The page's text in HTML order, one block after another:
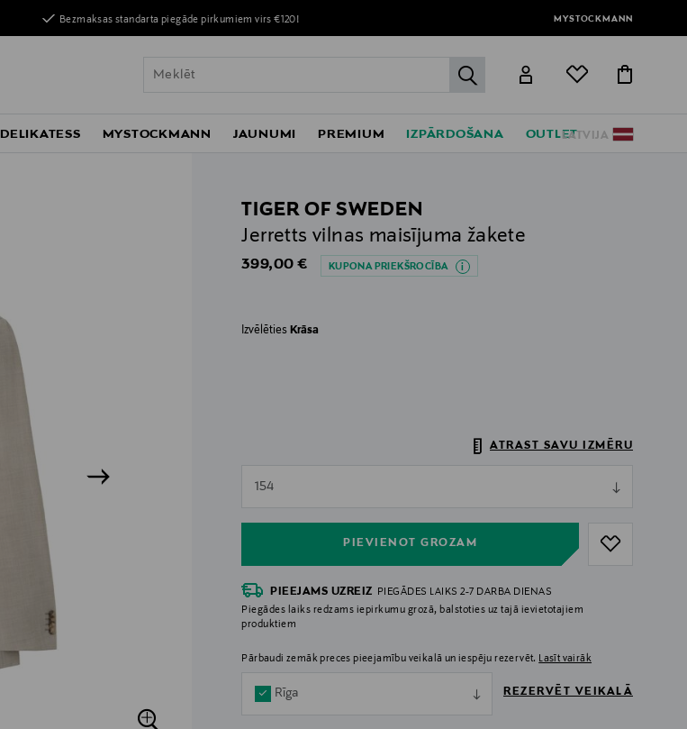
Bezmaksas standarta piegāde pirkumiem virs €120! MYSTOCKMANN
label.header.go
LATVIJA
DELIKATESS MYSTOCKMANN JAUNUMI PREMIUM IZPĀRDOŠANA OUTLET
TIGER OF SWEDEN
Jerretts vilnas maisījuma žakete
Original Price
399,00 € KUPONA PRIEKŠROCĪBA
IzvēlētiesKrāsa
ATRAST SAVU IZMĒRU
154
PIEVIENOT GROZAM
PIEEJAMS UZREIZ
PIEGĀDES LAIKS 2-7 DARBA DIENAS
Piegādes laiks redzams iepirkumu grozā, balstoties uz tajā ievietotajiem
produktiem
Pārbaudi zemāk preces pieejamību veikalā un iespēju rezervēt. Lasīt vairāk
Rīga REZERVĒT VEIKALĀ